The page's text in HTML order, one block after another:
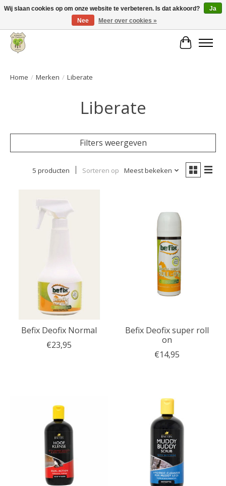
Grote keuze aan producten en snelle verzending!
Home / Merken / Liberate
Liberate
Filters weergeven
5 producten Sorteren op Meest bekeken
Befix Deofix Normal
€23,95
Befix Deofix super roll
on
€14,95
Wij slaan cookies op om onze website te verbeteren. Is dat akkoord?
Ja
Nee
Meer over cookies »